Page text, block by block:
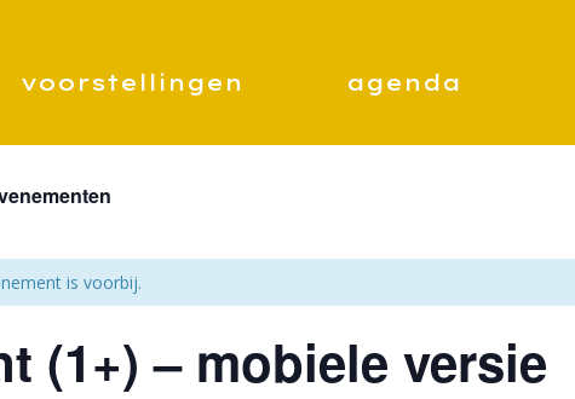
voorstellingen agenda
is voorbij.
(1+) – mobiele versie